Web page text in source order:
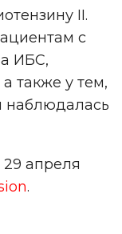
II.
с
ИБС,
также у тем,
наблюдалась
апреля
.